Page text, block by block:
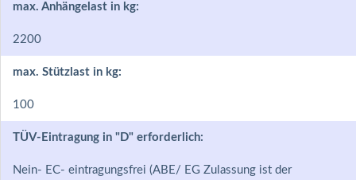
max. Anhängelast in kg:
2200
max. Stützlast in kg:
100
TÜV-Eintragung in "D" erforderlich:
Nein- EC- eintragungsfrei (ABE/ EG Zulassung ist der